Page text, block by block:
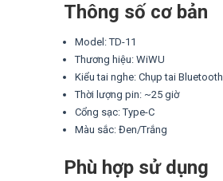
Thông số cơ bản
Model: TD-11
Thương hiệu: WiWU
Kiểu tai nghe: Chụp tai Bluetooth
Thời lượng pin: ~25 giờ
Cổng sạc: Type-C
Màu sắc: Đen/Trắng
Phù hợp sử dụng